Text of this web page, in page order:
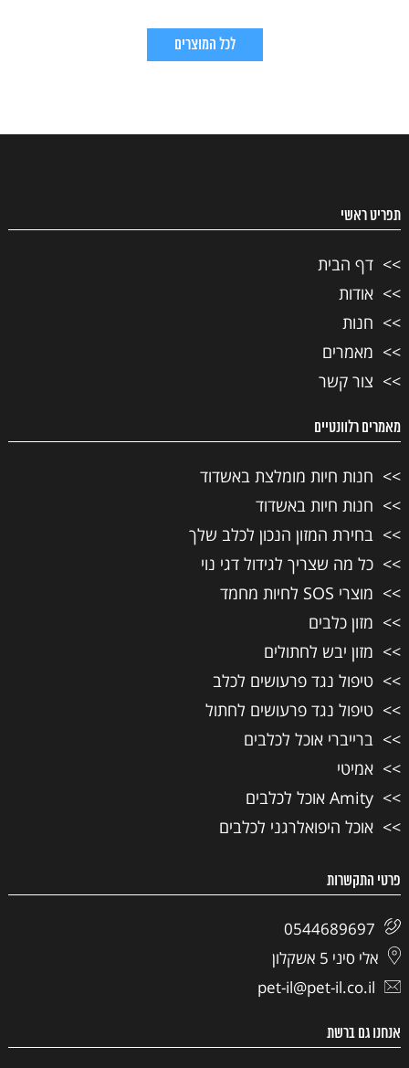
לכל המוצרים
תפריט ראשי
דף הבית
אודות
חנות
מאמרים
צור קשר
מאמרים רלוונטיים
חנות חיות מומלצת באשדוד
חנות חיות באשדוד
בחירת המזון הנכון לכלב שלך
כל מה שצריך לגידול דגי נוי
מוצרי SOS לחיות מחמד
מזון כלבים
מזון יבש לחתולים
טיפול נגד פרעושים לכלב
טיפול נגד פרעושים לחתול
ברייברי אוכל לכלבים
אמיטי
Amity אוכל לכלבים
אוכל היפואלרגני לכלבים
פרטי התקשרות
0544689697
אלי סיני 5 אשקלון
pet-il@pet-il.co.il
אנחנו גם ברשת